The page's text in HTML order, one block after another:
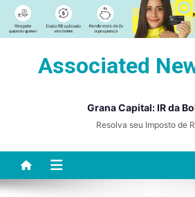
Associated
Grana Capital: IR da
Resolva seu Imposto de